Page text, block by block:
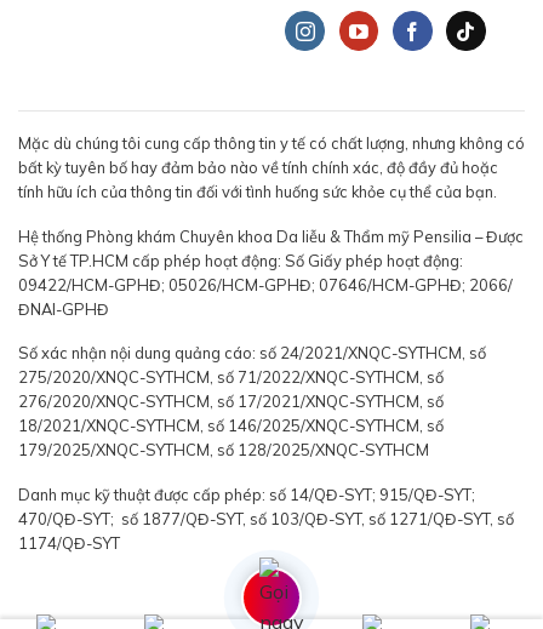
Mặc dù chúng tôi cung cấp thông tin y tế có chất lượng, nhưng không có
bất kỳ tuyên bố hay đảm bảo nào về tính chính xác, độ đầy đủ hoặc
tính hữu ích của thông tin đối với tình huống sức khỏe cụ thể của bạn.
Hệ thống Phòng khám Chuyên khoa Da liễu & Thẩm mỹ Pensilia – Được
Sở Y tế TP.HCM cấp phép hoạt động: Số Giấy phép hoạt động:
09422/HCM-GPHĐ; 05026/HCM-GPHĐ; 07646/HCM-GPHĐ; 2066/
ĐNAI-GPHĐ
Số xác nhận nội dung quảng cáo: số 24/2021/XNQC-SYTHCM, số
275/2020/XNQC-SYTHCM, số 71/2022/XNQC-SYTHCM, số
276/2020/XNQC-SYTHCM, số 17/2021/XNQC-SYTHCM, số
18/2021/XNQC-SYTHCM, số 146/2025/XNQC-SYTHCM, số
179/2025/XNQC-SYTHCM, số 128/2025/XNQC-SYTHCM
Danh mục kỹ thuật được cấp phép: số 14/QĐ-SYT; 915/QĐ-SYT;
470/QĐ-SYT; số 1877/QĐ-SYT, số 103/QĐ-SYT, số 1271/QĐ-SYT, số
1174/QĐ-SYT